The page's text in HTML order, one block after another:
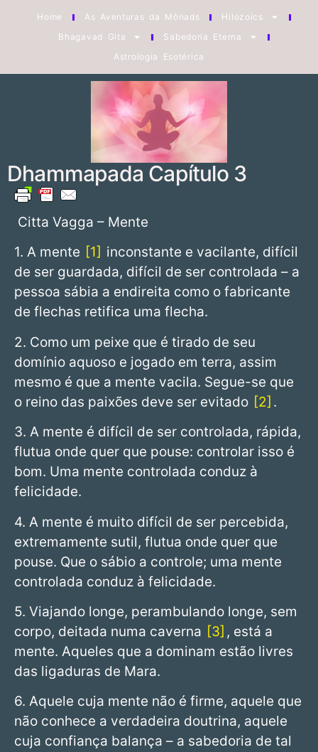
Home As Aventuras da Mônads
Hilozoics
Bhagavad Gita
Sabedoria Eterna
Astrologia Esotérica
Dhammapada Capítulo 3
Citta Vagga – Mente
1. A mente
1
inconstante e vacilante, difícil
de ser guardada, difícil de ser controlada – a
pessoa sábia a endireita como o fabricante
de flechas retifica uma flecha.
2. Como um peixe que é tirado de seu
domínio aquoso e jogado em terra, assim
mesmo é que a mente vacila. Segue-se que
o reino das paixões deve ser evitado
2 .
3. A mente é difícil de ser controlada, rápida,
flutua onde quer que pouse: controlar isso é
bom. Uma mente controlada conduz à
felicidade.
4. A mente é muito difícil de ser percebida,
extremamente sutil, flutua onde quer que
pouse. Que o sábio a controle; uma mente
controlada conduz à felicidade.
5. Viajando longe, perambulando longe, sem
corpo, deitada numa caverna
3 , está a
mente. Aqueles que a dominam estão livres
das ligaduras de Mara.
6. Aquele cuja mente não é firme, aquele que
não conhece a verdadeira doutrina, aquele
cuja confiança balança – a sabedoria de tal